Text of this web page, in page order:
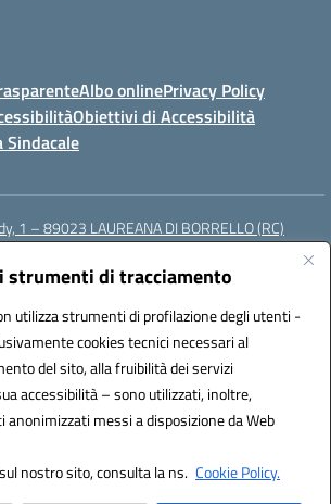
strumenti di tracciamento
utilizza strumenti di profilazione degli utenti -
cookies tecnici necessari al
del sito, alla fruibilità dei servizi
accessibilità – sono utilizzati, inoltre,
messi a disposizione da Web
nostro sito, consulta la ns. Cookie Policy.
Albo onlinePrivacy Policy
Obiettivi di Accessibilità
Sindacale
1 – 89023 LAUREANA DI BORRELLO (RC)
(PEC):rcic84800t@pec.istruzione.it
RCIC84800T
Amministrazioni (IPA): istsc_rcic84800t
(CUF): UF3A7N
& Powered by 3D Solution S.r.l.
& Design by Designers Italia